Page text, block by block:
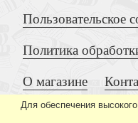
Пользовательское
Политика
О магазине
Для обеспечения